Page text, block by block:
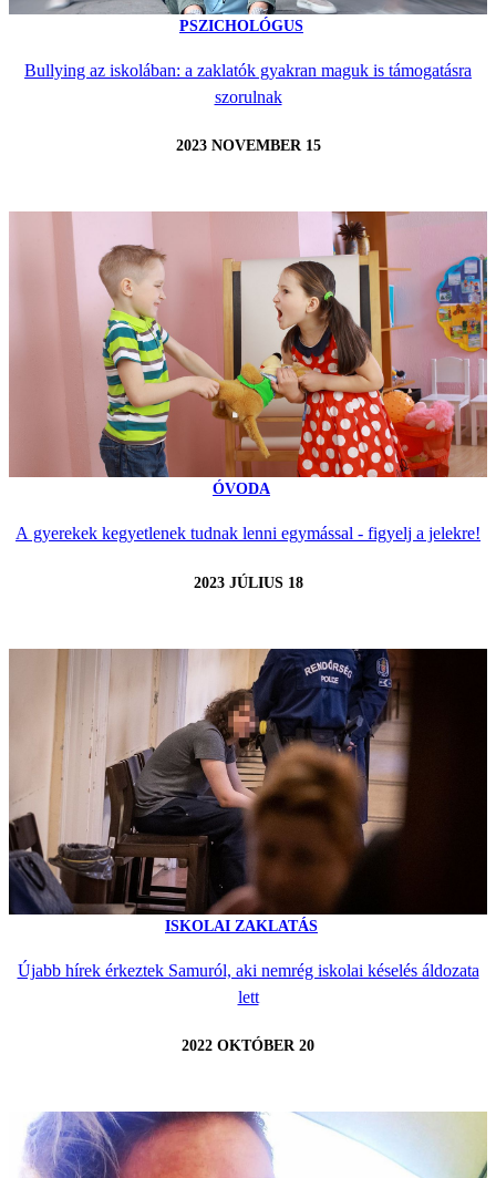
PSZICHOLÓGUS
Bullying az iskolában: a zaklatók gyakran maguk is támogatásra
szorulnak
2023 NOVEMBER 15
ÓVODA
A gyerekek kegyetlenek tudnak lenni egymással - figyelj a jelekre!
2023 JÚLIUS 18
ISKOLAI ZAKLATÁS
Újabb hírek érkeztek Samuról, aki nemrég iskolai késelés áldozata
lett
2022 OKTÓBER 20